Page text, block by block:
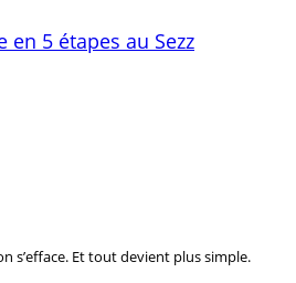
5 étapes au Sezz
s’efface. Et tout devient plus simple.